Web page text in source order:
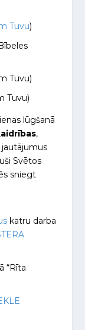
Tuvu)
Tuvu)
Tuvu)
lūgšanā
,
Svētos
sniegt
katru darba
“Rīta